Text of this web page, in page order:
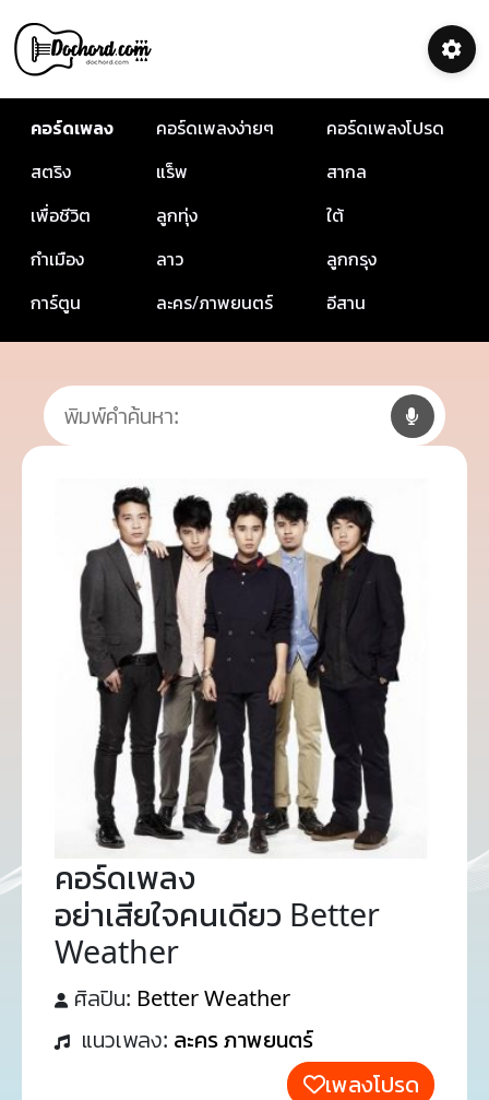
คอร์ดเพลง คอร์ดเพลงง่ายๆ
คอร์ดเพลงโปรด
สตริง
แร็พ
สากล
เพื่อชีวิต
ลูกทุ่ง
ใต้
กำเมือง
ลาว
ลูกกรุง
การ์ตูน
ละคร/ภาพยนตร์ อีสาน
คอร์ดเพลง
อย่าเสียใจคนเดียว Better
Weather
ศิลปิน: Better Weather
แนวเพลง: ละคร ภาพยนตร์
เพลงโปรด